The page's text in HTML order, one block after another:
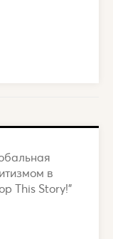
в
This Story!”